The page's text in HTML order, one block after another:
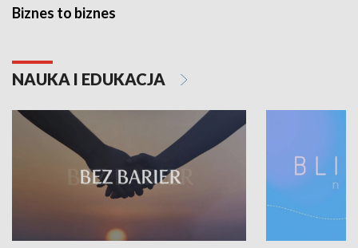
Biznes to biznes
NAUKA I EDUKACJA